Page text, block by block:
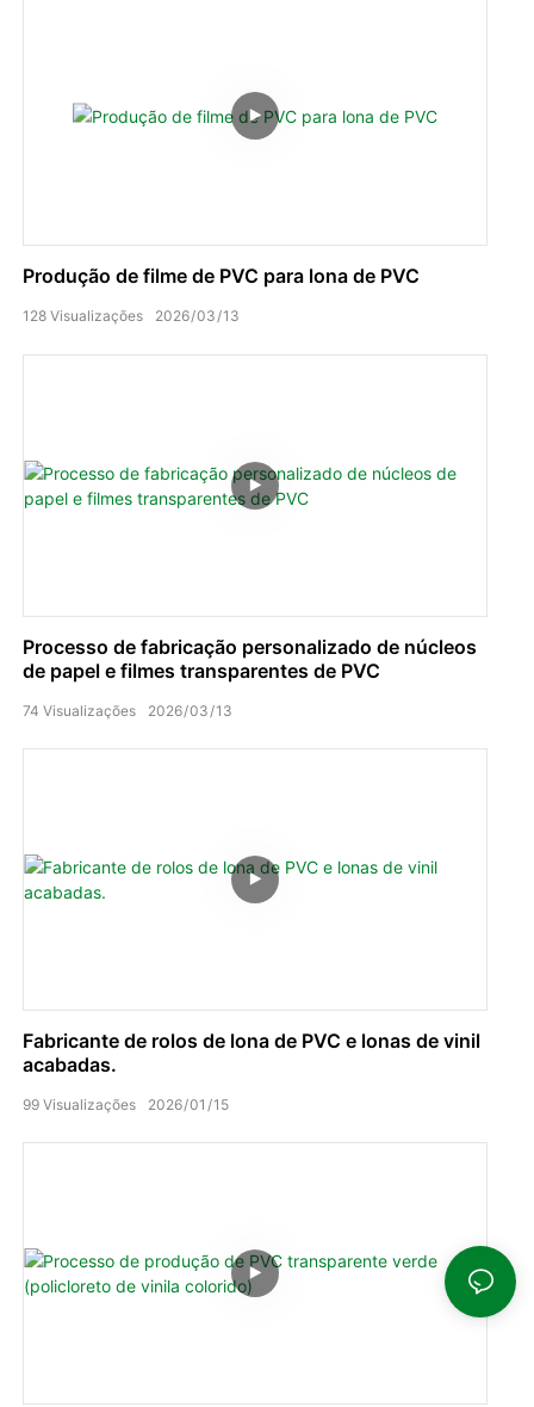
Produção de filme de PVC para lona de PVC
2026 03 13
128 Visualizações
Processo de fabricação personalizado de núcleos
de papel e filmes transparentes de PVC
2026 03 13
74 Visualizações
Fabricante de rolos de lona de PVC e lonas de vinil
acabadas.
2026 01 15
99 Visualizações